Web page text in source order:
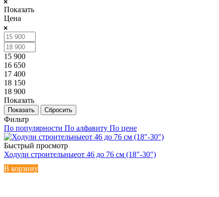
Показать
Цена
15 900
16 650
17 400
18 150
18 900
Показать
Сбросить
Фильтр
По популярности По алфавиту По цене
Быстрый просмотр
Ходули строительныеот 46 до 76 см (18"-30")
В корзину